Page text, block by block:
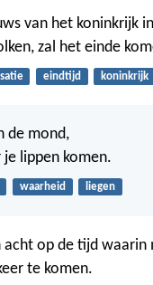
van het koninkrijk
zal het einde
eindtijd koninkrijk
de mond,
lippen komen.
waarheid liegen
op de tijd
te komen.